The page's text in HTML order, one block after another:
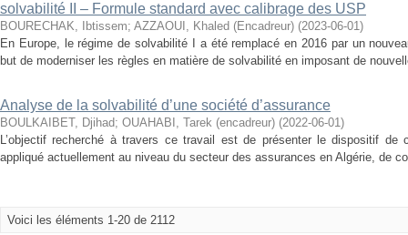
solvabilité II – Formule standard avec calibrage des USP
BOURECHAK, Ibtissem; AZZAOUI, Khaled (Encadreur) (2023-06-01)
En Europe, le régime de solvabilité I a été remplacé en 2016 par un
but de moderniser les règles en matière de solvabilité en imposant de
Analyse de la solvabilité d’une société d’assurance
BOULKAIBET, Djihad; OUAHABI, Tarek (encadreur) (2022-06-01)
L’objectif recherché à travers ce travail est de présenter le dispositif de
appliqué actuellement au niveau du secteur des assurances en Algérie, de
Voici les éléments 1-20 de 2112